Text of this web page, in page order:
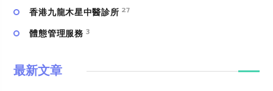
香港九龍木星中醫診所 27
體態管理服務 3
最新文章